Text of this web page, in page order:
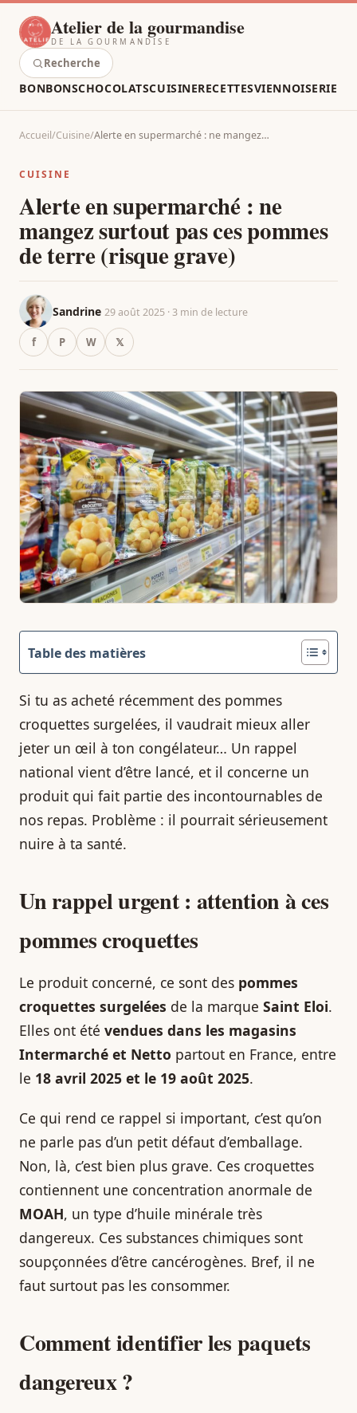
Atelier de la gourmandise
DE LA GOURMANDISE
BONBONSCHOCOLATSCUISINERECETTESVIENNOISERIE
Recherche
Accueil/Cuisine/Alerte en supermarché : ne mangez…
CUISINE
Alerte en supermarché : ne
mangez surtout pas ces pommes
de terre (risque grave)
Sandrine 29 août 2025 · 3 min de lecture
f P W 𝕏
Table des matières
Si tu as acheté récemment des pommes
croquettes surgelées, il vaudrait mieux aller
jeter un œil à ton congélateur… Un rappel
national vient d’être lancé, et il concerne un
produit qui fait partie des incontournables de
nos repas. Problème : il pourrait sérieusement
nuire à ta santé.
Un rappel urgent : attention à ces
pommes croquettes
Le produit concerné, ce sont des pommes
croquettes surgelées de la marque Saint Eloi.
Elles ont été vendues dans les magasins
Intermarché et Netto partout en France, entre
le 18 avril 2025 et le 19 août 2025.
Ce qui rend ce rappel si important, c’est qu’on
ne parle pas d’un petit défaut d’emballage.
Non, là, c’est bien plus grave. Ces croquettes
contiennent une concentration anormale de
MOAH, un type d’huile minérale très
dangereux. Ces substances chimiques sont
soupçonnées d’être cancérogènes. Bref, il ne
faut surtout pas les consommer.
Comment identifier les paquets
dangereux ?